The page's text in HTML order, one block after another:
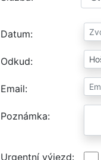
Datum
Odkud
Email
Poznámka
Urgentní výjezd